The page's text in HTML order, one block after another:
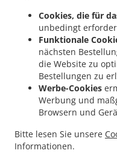
Cookies, die für
unbedingt
Funktionale
nächsten
die Website zu
Bestellungen zu
Werbe-Cookies
Werbung und
Browsern und
Bitte lesen Sie unsere
Informationen.
. Pizza Lieferservice
Vollmersdorf
. Pizza
Schlempertshof
. Pizza
Höpfingen Waldstetten . Pizza
. Pizza Lieferservice
Königheim
Pizza Lieferservice
Pizza Lieferservice Eichenbühl .
Walldürn
Pizza Lieferservice